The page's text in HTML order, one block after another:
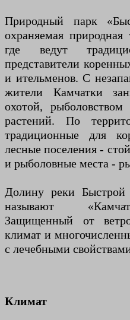
Природный парк
охраняемая природная
где ведут
представители
и ительменов. С
жители Камчатки
охотой,
растений. По
традиционные для
лесные поселения -
и рыболовные места -
Долину реки
называют
Защищенный от
климат и
с лечебными
Климат